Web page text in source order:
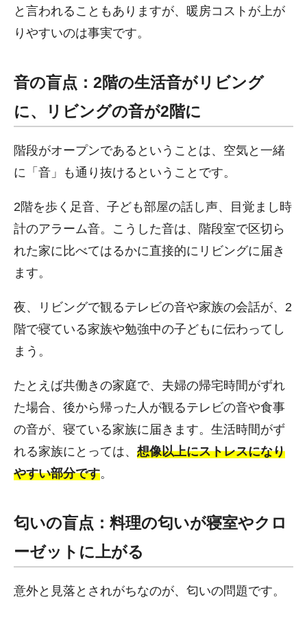
と言われることもありますが、暖房コストが上が
りやすいのは事実です。
音の盲点：2階の生活音がリビング
に、リビングの音が2階に
階段がオープンであるということは、空気と一緒
に「音」も通り抜けるということです。
2階を歩く足音、子ども部屋の話し声、目覚まし時
計のアラーム音。こうした音は、階段室で区切ら
れた家に比べてはるかに直接的にリビングに届き
ます。
夜、リビングで観るテレビの音や家族の会話が、2
階で寝ている家族や勉強中の子どもに伝わってし
まう。
たとえば共働きの家庭で、夫婦の帰宅時間がずれ
た場合、後から帰った人が観るテレビの音や食事
の音が、寝ている家族に届きます。生活時間がず
れる家族にとっては、 想像以上にストレスになり
やすい部分です。
匂いの盲点：料理の匂いが寝室やクロ
ーゼットに上がる
意外と見落とされがちなのが、匂いの問題です。